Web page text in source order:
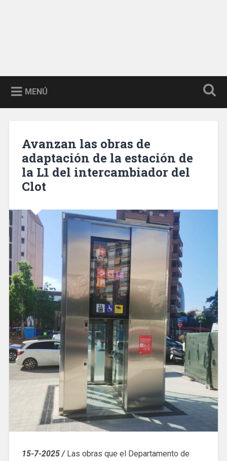
MENÚ
Avanzan las obras de
adaptación de la estación de
la L1 del intercambiador del
Clot
15-7-2025 /Las obras que el Departamento de